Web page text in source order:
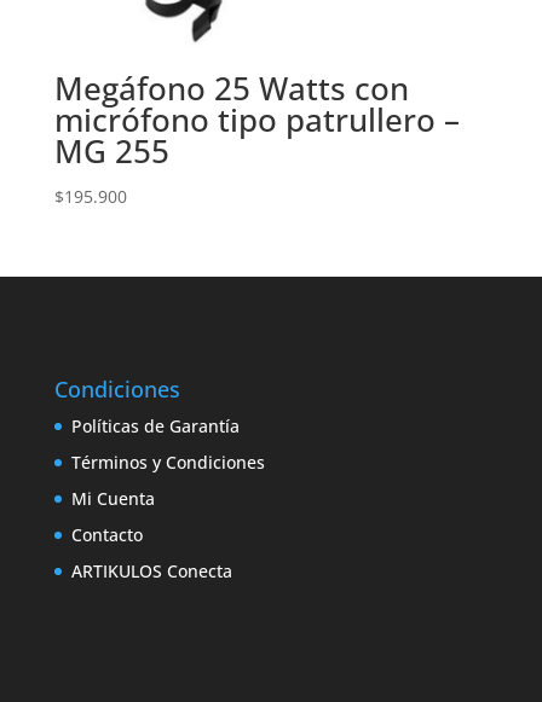
Megáfono 25 Watts con
micrófono tipo patrullero –
MG 255
$195.900
Condiciones
Políticas de Garantía
Términos y Condiciones
Mi Cuenta
Contacto
ARTIKULOS Conecta